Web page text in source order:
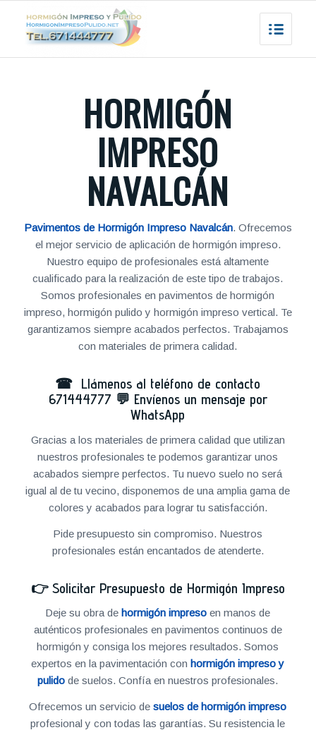
HORMIGÓN
IMPRESO
NAVALCÁN
Pavimentos de Hormigón Impreso Navalcán. Ofrecemos
el mejor servicio de aplicación de hormigón impreso.
Nuestro equipo de profesionales está altamente
cualificado para la realización de este tipo de trabajos.
Somos profesionales en pavimentos de hormigón
impreso, hormigón pulido y hormigón impreso vertical. Te
garantizamos siempre acabados perfectos. Trabajamos
con materiales de primera calidad.
☎ Llámenos al teléfono de contacto
671444777 💬 Envíenos un mensaje por
WhatsApp
Gracias a los materiales de primera calidad que utilizan
nuestros profesionales te podemos garantizar unos
acabados siempre perfectos. Tu nuevo suelo no será
igual al de tu vecino, disponemos de una amplia gama de
colores y acabados para lograr tu satisfacción.
Pide presupuesto sin compromiso. Nuestros
profesionales están encantados de atenderte.
👉 Solicitar Presupuesto de Hormigón Impreso
Deje su obra dehormigón impreso en manos de
auténticos profesionales en pavimentos continuos de
hormigón y consiga los mejores resultados. Somos
expertos en la pavimentación conhormigón impreso y
pulido de suelos. Confía en nuestros profesionales.
Ofrecemos un servicio desuelos de hormigón impreso
profesional y con todas las garantías. Su resistencia le